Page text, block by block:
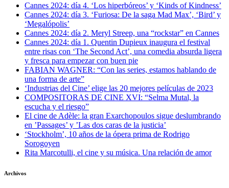
Cannes 2024: día 4. ‘Los hiperbóreos’ y ‘Kinds of Kindness’
Cannes 2024: día 3. ‘Furiosa: De la saga Mad Max’, ‘Bird’ y
‘Megalópolis’
Cannes 2024: día 2. Meryl Streep, una “rockstar” en Cannes
Cannes 2024: día 1. Quentin Dupieux inaugura el festival
entre risas con ‘The Second Act’, una comedia absurda ligera
y fresca para empezar con buen pie
FABIAN WAGNER: “Con las series, estamos hablando de
una forma de arte”
‘Industrias del Cine’ elige las 20 mejores películas de 2023
COMPOSITORAS DE CINE XVI: “Selma Mutal, la
escucha y el riesgo”
El cine de Adèle: la gran Exarchopoulos sigue deslumbrando
en ’Passages’ y ’Las dos caras de la justicia’
‘Stockholm’, 10 años de la ópera prima de Rodrigo
Sorogoyen
Rita Marcotulli, el cine y su música. Una relación de amor
Archivos